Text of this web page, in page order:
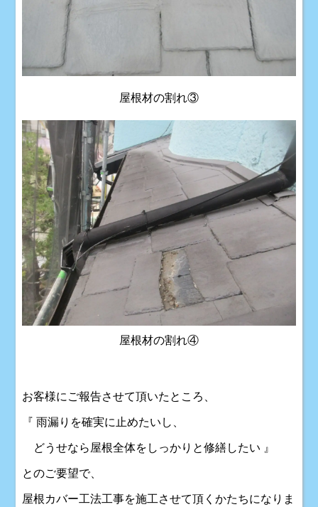
屋根材の割れ③
屋根材の割れ④
お客様にご報告させて頂いたところ、
『 雨漏りを確実に止めたいし、
どうせなら屋根全体をしっかりと修繕したい 』
とのご要望で、
屋根カバー工法工事を施工させて頂くかたちになりま